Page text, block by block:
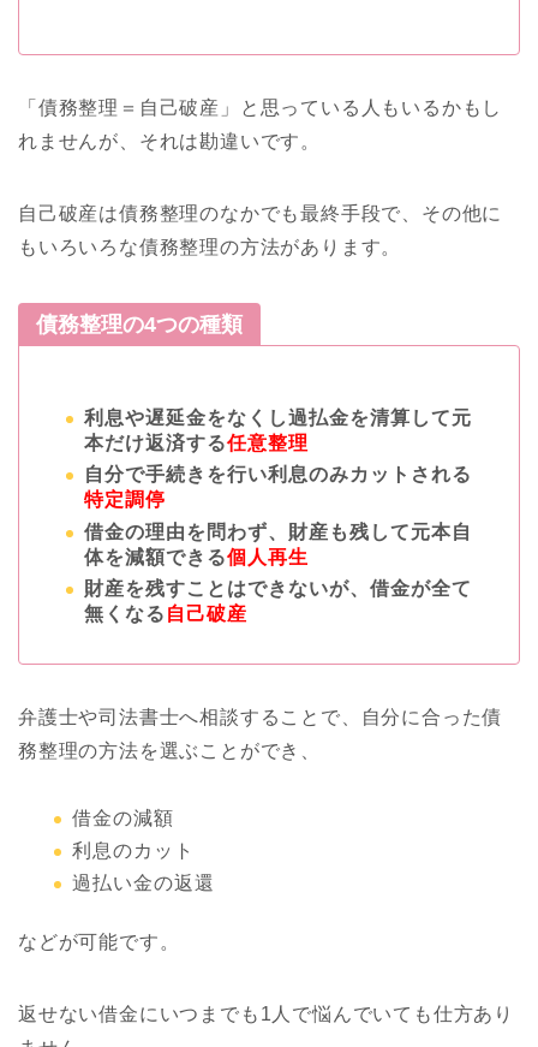
「債務整理＝自己破産」と思っている人もいるかもし
れませんが、それは勘違いです。
自己破産は債務整理のなかでも最終手段で、その他に
もいろいろな債務整理の方法があります。
債務整理の4つの種類
利息や遅延金をなくし過払金を清算して元
本だけ返済する任意整理
自分で手続きを行い利息のみカットされる
特定調停
借金の理由を問わず、財産も残して元本自
体を減額できる個人再生
財産を残すことはできないが、借金が全て
無くなる 自己破産
弁護士や司法書士へ相談することで、自分に合った債
務整理の方法を選ぶことができ、
借金の減額
利息のカット
過払い金の返還
などが可能です。
返せない借金にいつまでも1人で悩んでいても仕方あり